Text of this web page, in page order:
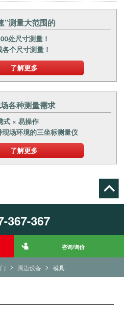
周边设备 模具
”测量大范围的
处尺寸测量！
个尺寸测量！
了解更多
各种测量需求
式 × 易操作
场环境的三坐标测量仪
了解更多
367-367
咨询/询价